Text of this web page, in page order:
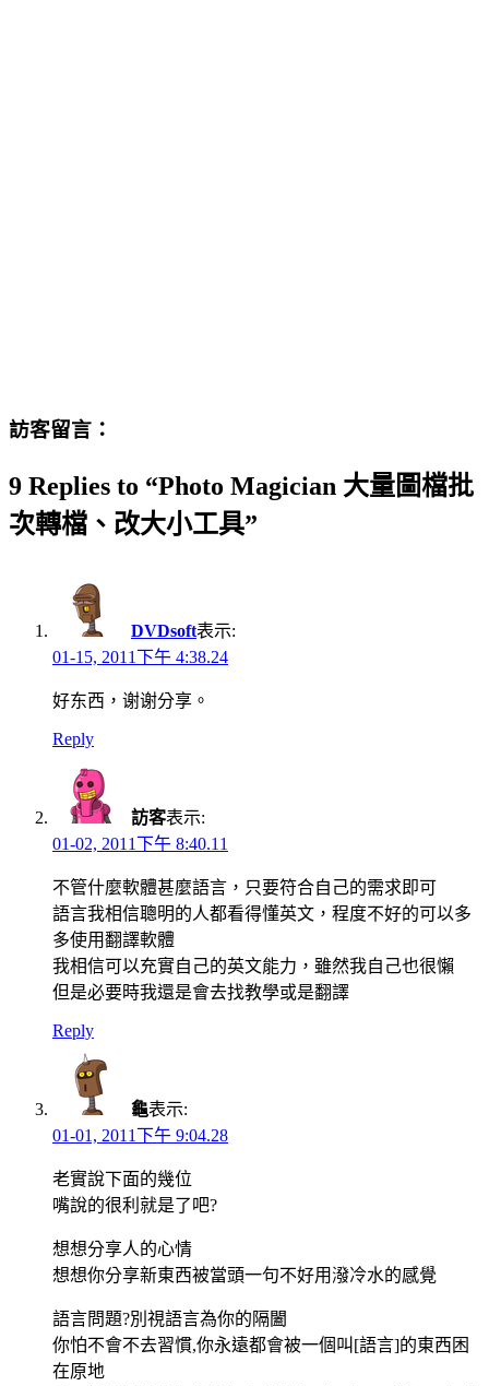
訪客留言：
9 Replies to “Photo Magician 大量圖檔批
次轉檔、改大小工具”
DVDsoft表示:
01-15, 2011下午 4:38.24
好东西，谢谢分享。
Reply
訪客表示:
01-02, 2011下午 8:40.11
不管什麼軟體甚麼語言，只要符合自己的需求即可
語言我相信聰明的人都看得懂英文，程度不好的可以多
多使用翻譯軟體
我相信可以充實自己的英文能力，雖然我自己也很懶
但是必要時我還是會去找教學或是翻譯
Reply
龜表示:
01-01, 2011下午 9:04.28
老實說下面的幾位
嘴說的很利就是了吧?
想想分享人的心情
想想你分享新東西被當頭一句不好用潑冷水的感覺
語言問題?別視語言為你的隔闔
你怕不會不去習慣,你永遠都會被一個叫[語言]的東西困
在原地